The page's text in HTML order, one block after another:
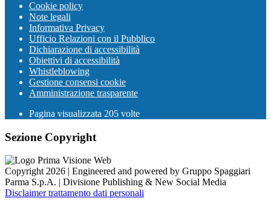
Cookie policy
Note legali
Informativa Privacy
Ufficio Relazioni con il Pubblico
Dichiarazione di accessibilità
Obiettivi di accessibilità
Whistleblowing
Gestione consensi cookie
Amministrazione trasparente
Pagina visualizzata 205 volte
Sezione Copyright
Copyright 2026 | Engineered and powered by Gruppo Spaggiari
Parma S.p.A. | Divisione Publishing & New Social Media
Disclaimer trattamento dati personali